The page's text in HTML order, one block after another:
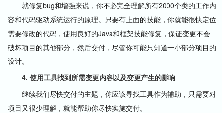
就修复bug和增强来说，你不必完全理解所有2000个类的工作内
容和代码驱动系统运行的原理。只要有上面的技能，你就能很快定位
需要修改的代码，使用良好的Java和框架技能修复，保证变更不会
破坏项目的其他部分，然后交付，尽管你可能只知道一小部分项目的
设计。
4. 使用工具找到所需变更内容以及变更产生的影响
继续我们尽快交付的主题，你应该寻找工具作为辅助，只需要对
项目又很少理解，就能帮助你尽快实施交付。